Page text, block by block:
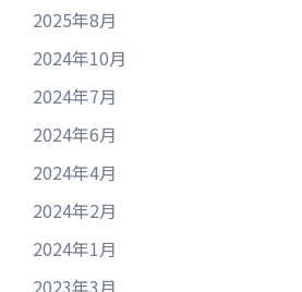
2025年8月
2024年10月
2024年7月
2024年6月
2024年4月
2024年2月
2024年1月